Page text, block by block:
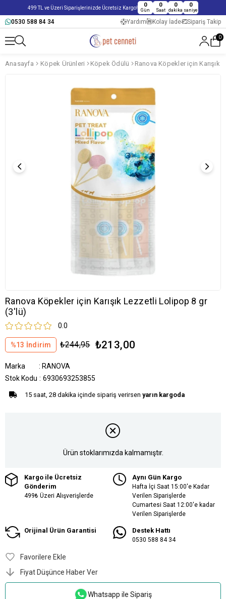
499 TL ve Üzeri Siparişlerinizde Ücretsiz Kargo! 0
Gün
0
Saat
0
dakika
0
saniye
0530 588 84 34 Yardım Kolay İade Sipariş Takip
0
Anasayfa Köpek Ürünleri Köpek Ödülü Ranova Köpekler için
Ranova Köpekler için Karışık Lezzetli Lolipop 8 gr
(3'lü)
0.0
%13 İndirim ₺244,95 ₺213,00
Marka : RANOVA
Stok Kodu
6930693253855
15 saat, 28 dakika içinde sipariş verirsen yarın kargoda
Ürün stoklarımızda kalmamıştır.
Kargo ile Ücretsiz
Gönderim
499₺ Üzeri Alışverişlerde
Aynı Gün Kargo
Hafta İçi Saat 15:00'e Kadar
Verilen Siparişlerde
Cumartesi Saat 12:00'e kadar
Verilen Siparişlerde
Orijinal Ürün Garantisi Destek Hattı
0530 588 84 34
Favorilere Ekle
Fiyat Düşünce Haber Ver
Whatsapp ile Sipariş